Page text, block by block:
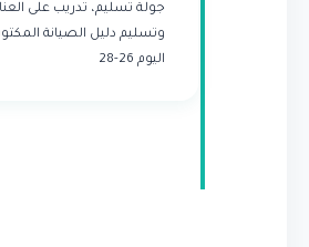
جولة تسليم، تدريب على
وتسليم دليل الصيانة
اليوم 26-28